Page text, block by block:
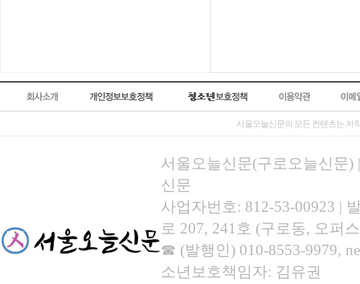
서울오늘신문의 모든 컨텐츠는 저
서울오늘신문(구로오늘신문)
신문
사업자번호: 812-53-00923 |
로 207, 241호 (구로동, 오퍼
☎ (발행인) 010-8553-9979,
소년보호책임자: 김유권